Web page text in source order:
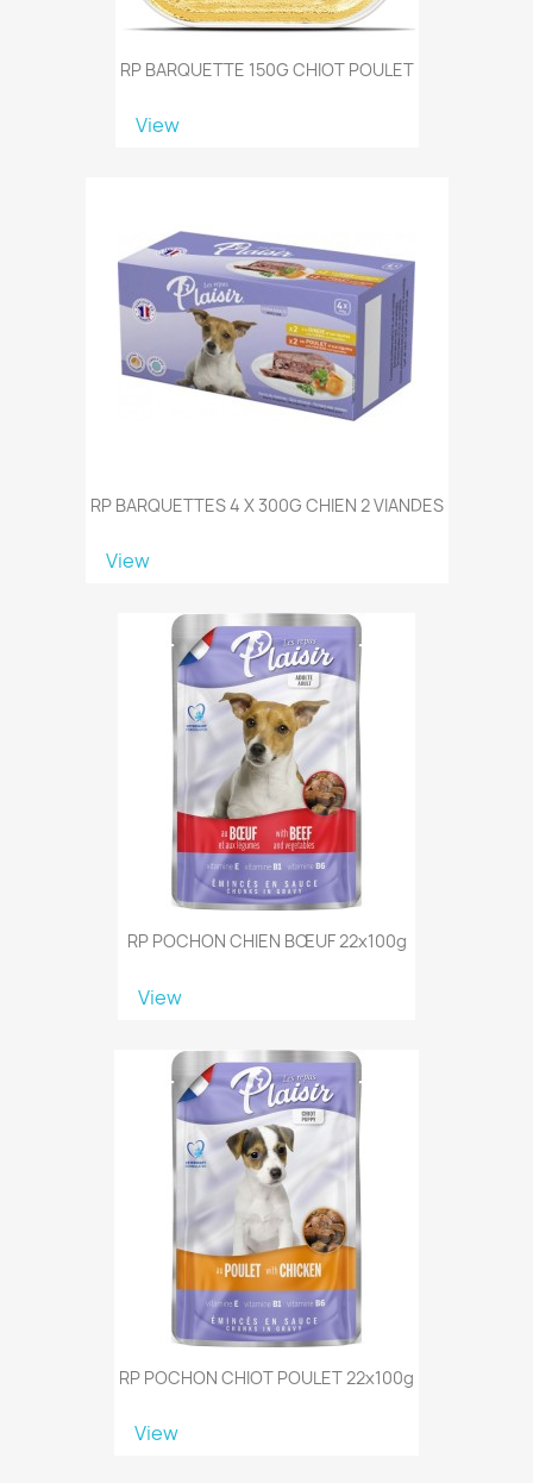
RP BARQUETTE 150G CHIOT POULET
View
RP BARQUETTES 4 X 300G CHIEN 2 VIANDES
View
RP POCHON CHIEN BŒUF 22x100g
View
RP POCHON CHIOT POULET 22x100g
View